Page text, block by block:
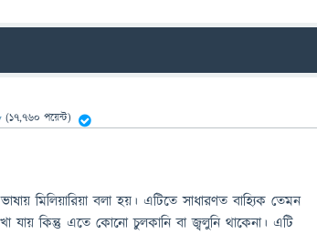
(17,760 পয়েন্ট)
ভাষায় মিলিয়ারিয়া বলা হয়। এটিতে সাধারণত বাহ্যিক তেমন
কিন্তু এতে কোনো চুলকানি বা জ্বলুনি থাকেনা। এটি